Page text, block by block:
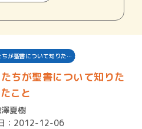
ちが聖書について知りた…
ちが聖書について知りた
こと
夏樹
：2012-12-06